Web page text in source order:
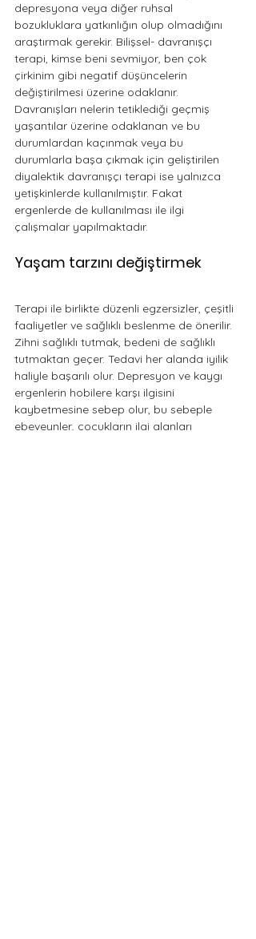
depresyona veya diğer ruhsal
bozukluklara yatkınlığın olup olmadığını
araştırmak gerekir. Bilişsel- davranışçı
terapi, kimse beni sevmiyor, ben çok
çirkinim gibi negatif düşüncelerin
değiştirilmesi üzerine odaklanır.
Davranışları nelerin tetiklediği geçmiş
yaşantılar üzerine odaklanan ve bu
durumlardan kaçınmak veya bu
durumlarla başa çıkmak için geliştirilen
diyalektik davranışçı terapi ise yalnızca
yetişkinlerde kullanılmıştır. Fakat
ergenlerde de kullanılması ile ilgi
çalışmalar yapılmaktadır.
Yaşam tarzını değiştirmek
Terapi ile birlikte düzenli egzersizler, çeşitli
faaliyetler ve sağlıklı beslenme de önerilir.
Zihni sağlıklı tutmak, bedeni de sağlıklı
tutmaktan geçer. Tedavi her alanda iyilik
haliyle başarılı olur. Depresyon ve kaygı
ergenlerin hobilere karşı ilgisini
kaybetmesine sebep olur, bu sebeple
ebeveynler, çocukların ilgi alanları